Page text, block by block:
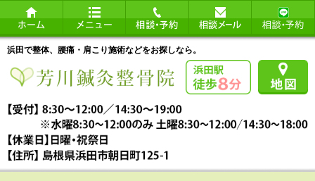
浜田で整体、腰痛・肩こり施術などをお探しなら。